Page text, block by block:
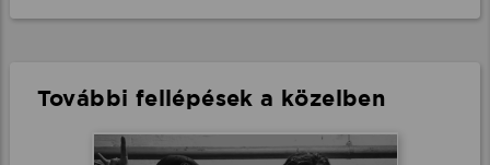
További fellépések a közelben